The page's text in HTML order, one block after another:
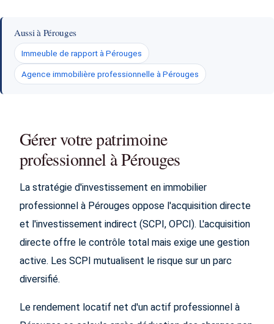
Aussi à Pérouges
Immeuble de rapport à Pérouges
Agence immobilière professionnelle à Pérouges
Gérer votre patrimoine
professionnel à Pérouges
La stratégie d'investissement en immobilier
professionnel à Pérouges oppose l'acquisition directe
et l'investissement indirect (SCPI, OPCI). L'acquisition
directe offre le contrôle total mais exige une gestion
active. Les SCPI mutualisent le risque sur un parc
diversifié.
Le rendement locatif net d'un actif professionnel à